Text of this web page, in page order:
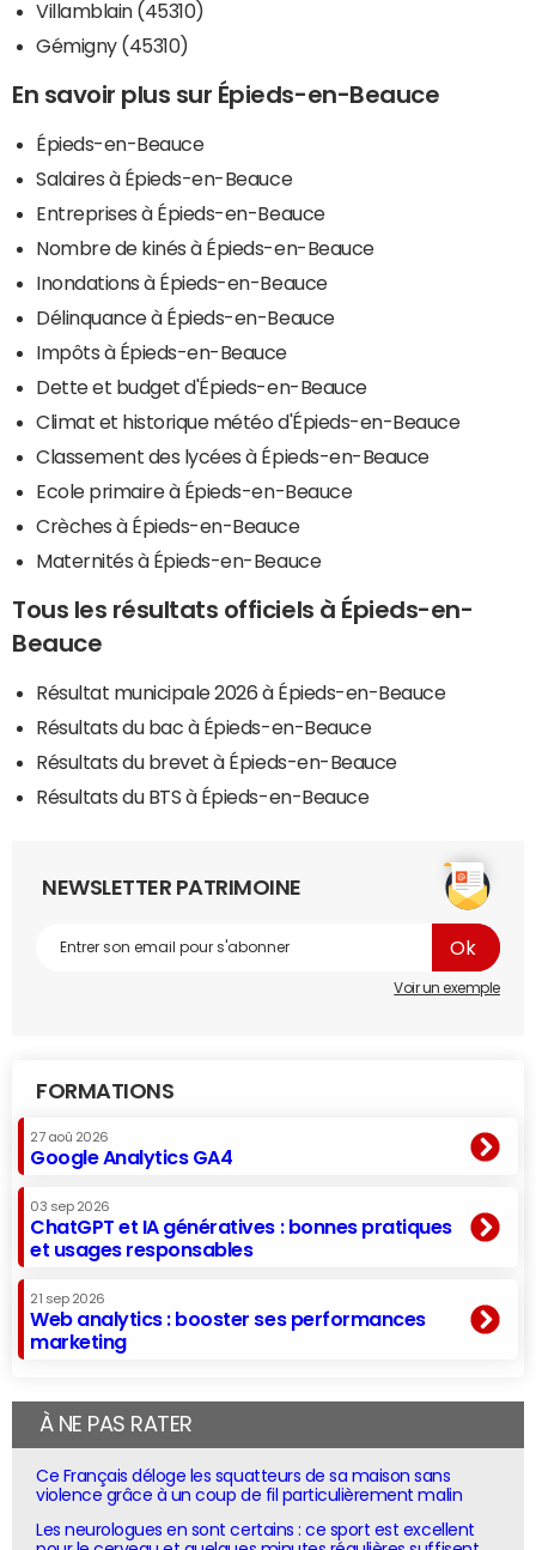
Villamblain (45310)
Gémigny (45310)
En savoir plus sur Épieds-en-Beauce
Épieds-en-Beauce
Salaires à Épieds-en-Beauce
Entreprises à Épieds-en-Beauce
Nombre de kinés à Épieds-en-Beauce
Inondations à Épieds-en-Beauce
Délinquance à Épieds-en-Beauce
Impôts à Épieds-en-Beauce
Dette et budget d'Épieds-en-Beauce
Climat et historique météo d'Épieds-en-Beauce
Classement des lycées à Épieds-en-Beauce
Ecole primaire à Épieds-en-Beauce
Crèches à Épieds-en-Beauce
Maternités à Épieds-en-Beauce
Tous les résultats officiels à Épieds-en-
Beauce
Résultat municipale 2026 à Épieds-en-Beauce
Résultats du bac à Épieds-en-Beauce
Résultats du brevet à Épieds-en-Beauce
Résultats du BTS à Épieds-en-Beauce
NEWSLETTER PATRIMOINE
Voir un exemple
FORMATIONS
27 aoû 2026
Google Analytics GA4
03 sep 2026
ChatGPT et IA génératives : bonnes pratiques
et usages responsables
21 sep 2026
Web analytics : booster ses performances
marketing
À NE PAS RATER
Ce Français déloge les squatteurs de sa maison sans
violence grâce à un coup de fil particulièrement malin
Les neurologues en sont certains : ce sport est excellent